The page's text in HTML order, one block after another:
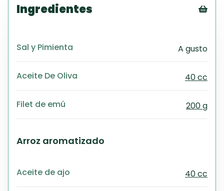
Ingredientes
Sal y Pimienta A gusto
Aceite De Oliva 40 cc
Filet de emú 200 g
Arroz aromatizado
Aceite de ajo 40 cc